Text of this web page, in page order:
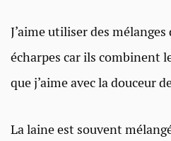
J’aime utiliser des
écharpes car ils combinent
que j’aime avec la douceur
La laine est souvent